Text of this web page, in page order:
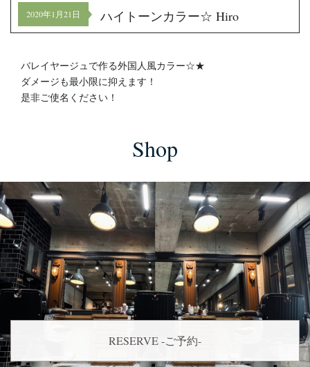
2020年1月21日 ハイトーンカラー☆ Hiro
バレイヤージュで作る外国人風カラー☆★
ダメージも最小限に抑えます！
是非ご使名ください！
Shop
RESERVE -ご予約-